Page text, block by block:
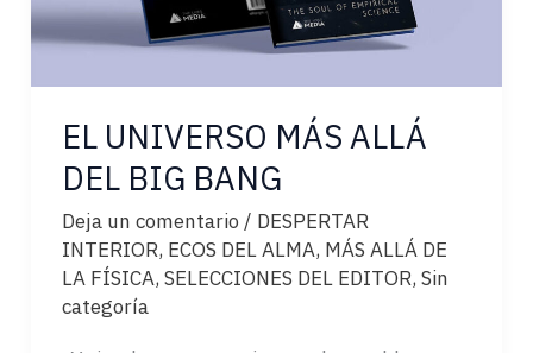
EL UNIVERSO MÁS ALLÁ
DEL BIG BANG
Deja un comentario / DESPERTAR
INTERIOR, ECOS DEL ALMA, MÁS ALLÁ DE
LA FÍSICA, SELECCIONES DEL EDITOR, Sin
categoría